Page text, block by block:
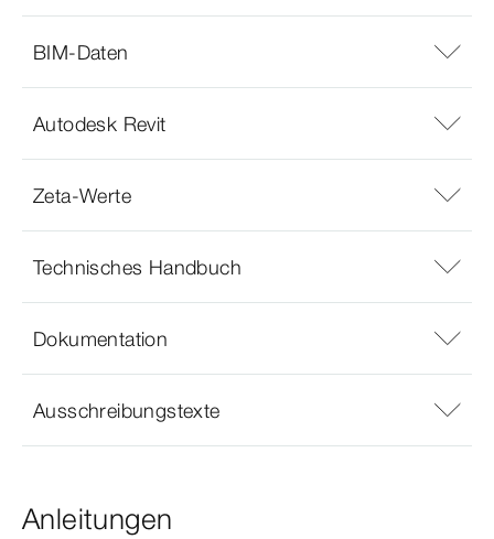
BIM-Daten
Autodesk Revit
Zeta-Werte
Technisches Handbuch
Dokumentation
Ausschreibungstexte
Anleitungen